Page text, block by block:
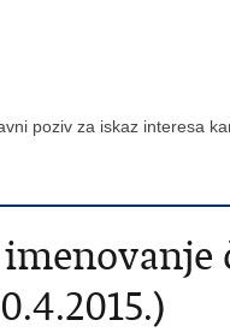
poziv za iskaz interesa